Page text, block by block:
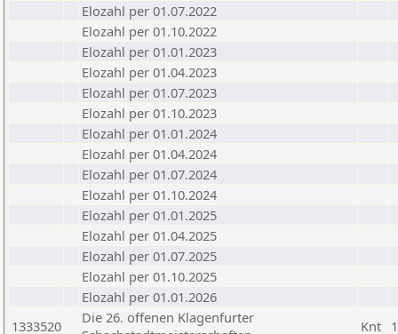
Elozahl per 01.07.2022
Elozahl per 01.10.2022
Elozahl per 01.01.2023
Elozahl per 01.04.2023
Elozahl per 01.07.2023
Elozahl per 01.10.2023
Elozahl per 01.01.2024
Elozahl per 01.04.2024
Elozahl per 01.07.2024
Elozahl per 01.10.2024
Elozahl per 01.01.2025
Elozahl per 01.04.2025
Elozahl per 01.07.2025
Elozahl per 01.10.2025
Elozahl per 01.01.2026
1333520
Die 26. offenen Klagenfurter
Knt 1